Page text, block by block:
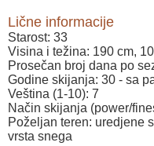
Lične informacije
Starost: 33
Visina i težina: 190 cm,
Prosečan broj dana po
Godine skijanja: 30 - sa
Veština (1-10): 7
Način skijanja (power/
Poželjan teren: uredjene
vrsta snega